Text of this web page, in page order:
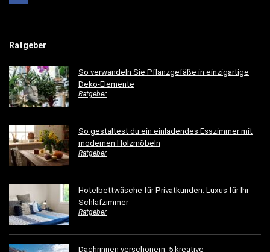
Ratgeber
So verwandeln Sie Pflanzgefäße in einzigartige
Deko-Elemente
Ratgeber
So gestaltest du ein einladendes Esszimmer mit
modernen Holzmöbeln
Ratgeber
Hotelbettwäsche für Privatkunden: Luxus für Ihr
Schlafzimmer
Ratgeber
Dachrinnen verschönern: 5 kreative